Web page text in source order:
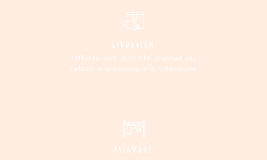
LIVRAISON
Offerte dès 200 Chf d'achat ou
retrait à la boutique à Villeneuve
ESSAYAGE